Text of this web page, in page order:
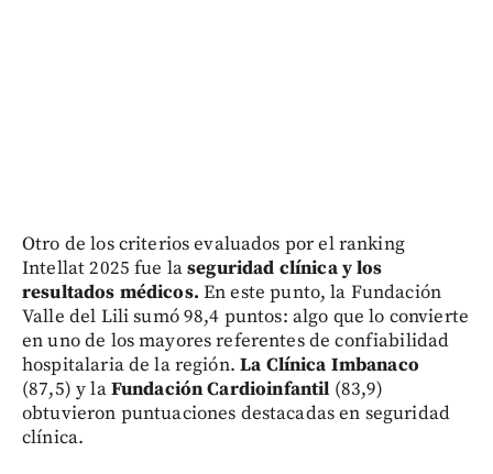
Otro de los criterios evaluados por el ranking
Intellat 2025 fue laseguridad clínica y los
resultados médicos. En este punto, la Fundación
Valle del Lili sumó 98,4 puntos: algo que lo convierte
en uno de los mayores referentes de confiabilidad
hospitalaria de la región.La Clínica Imbanaco
(87,5) y laFundación Cardioinfantil (83,9)
obtuvieron puntuaciones destacadas en seguridad
clínica.